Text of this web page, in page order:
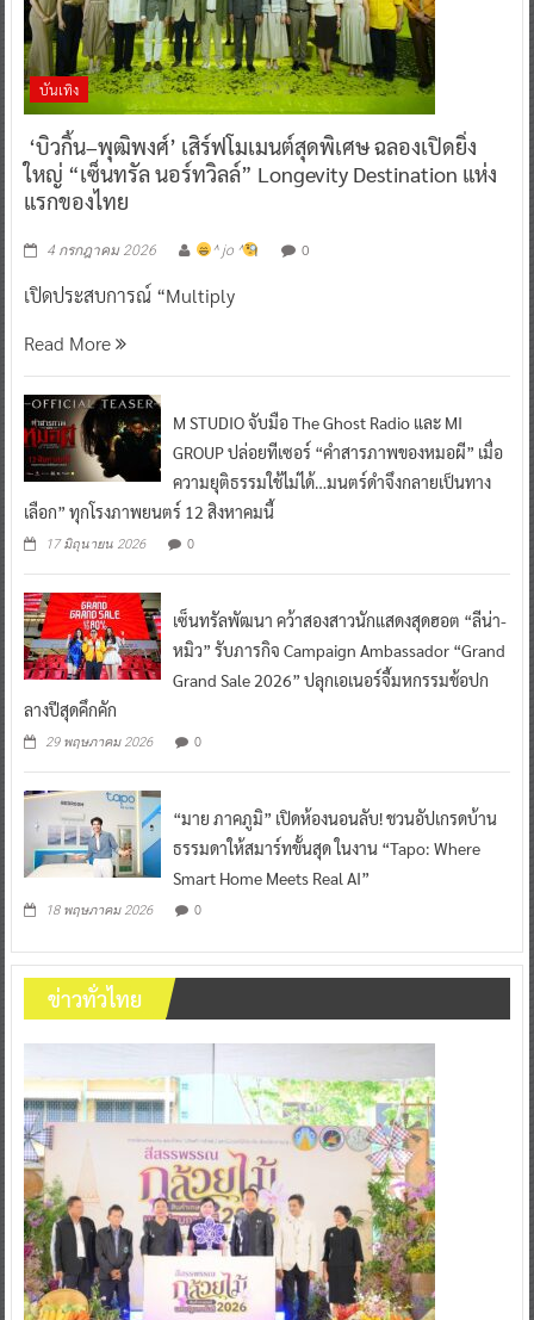
บันเทิง
‘บิวกิ้น–พุฒิพงศ์’ เสิร์ฟโมเมนต์สุดพิเศษ ฉลองเปิดยิ่ง
ใหญ่ “เซ็นทรัล นอร์ทวิลล์” Longevity Destination แห่ง
แรกของไทย
4 กรกฎาคม 2026 ^ jo ^ 0
เปิดประสบการณ์ “Multiply
Read More
M STUDIO จับมือ The Ghost Radio และ MI
GROUP ปล่อยทีเซอร์ “คำสารภาพของหมอผี” เมื่อ
ความยุติธรรมใช้ไม่ได้…มนตร์ดำจึงกลายเป็นทาง
เลือก” ทุกโรงภาพยนตร์ 12 สิงหาคมนี้
17 มิถุนายน 2026 0
เซ็นทรัลพัฒนา คว้าสองสาวนักแสดงสุดฮอต “ลีน่า-
หมิว” รับภารกิจ Campaign Ambassador “Grand
Grand Sale 2026” ปลุกเอเนอร์จี้มหกรรมช้อปก
ลางปีสุดคึกคัก
29 พฤษภาคม 2026 0
“มาย ภาคภูมิ” เปิดห้องนอนลับ! ชวนอัปเกรดบ้าน
ธรรมดาให้สมาร์ทขั้นสุด ในงาน “Tapo: Where
Smart Home Meets Real AI”
18 พฤษภาคม 2026 0
ข่าวทั่วไทย